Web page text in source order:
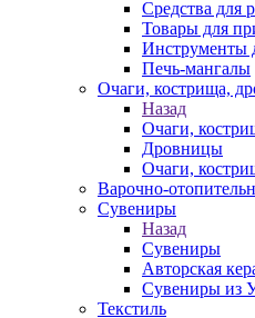
Средства для
Товары для
Инструменты
Печь-мангалы
Очаги, кострища,
Назад
Очаги,
Дровницы
Очаги,
Варочно-
Сувениры
Назад
Сувениры
Авторская
Сувениры из
Текстиль